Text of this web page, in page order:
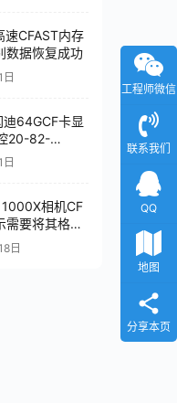
速CFAST内存
数据恢复成功
64GCF卡显
20-82-
数据恢复成
相机CF
需要将其格式
显示32MB芯
复成功
日
工程师微信
联系我们
QQ
地图
分享本页